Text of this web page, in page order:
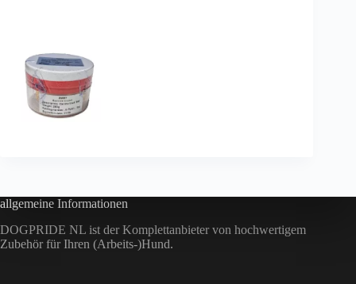
allgemeine Informationen
DOGPRIDE NL ist der Komplettanbieter von hochwertigem
Zubehör für Ihren (Arbeits-)Hund.